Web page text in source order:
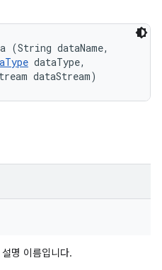
(String dataName,
dataType,
dataStream)
설명 이름입니다.